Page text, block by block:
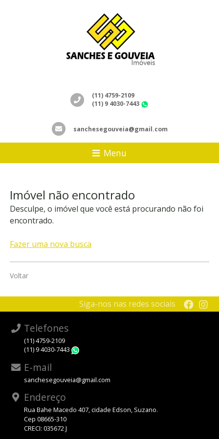
(11) 4759-2109
(11) 9 4030-7443
sanchesegouveia@gmail.com
Menu
Imóvel não encontrado
Desculpe, o imóvel que você está procurando não foi
encontrado.
Fazer uma nova busca
Voltar
Siga-nos nas redes sociais
Telefones
(11) 4759-2109
(11) 9 4030-7443
E-mail
sanchesegouveia@gmail.com
Endereço
Rua Bahe Macedo 407, cidade Edson, Suzano.
Cep 08665-310
CRECI: 035672 J